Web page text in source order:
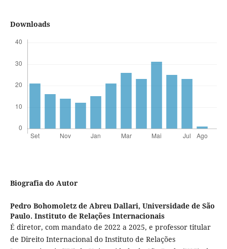
Downloads
Biografia do Autor
Pedro Bohomoletz de Abreu Dallari, Universidade de São
Paulo. Instituto de Relações Internacionais
É diretor, com mandato de 2022 a 2025, e professor titular
de Direito Internacional do Instituto de Relações